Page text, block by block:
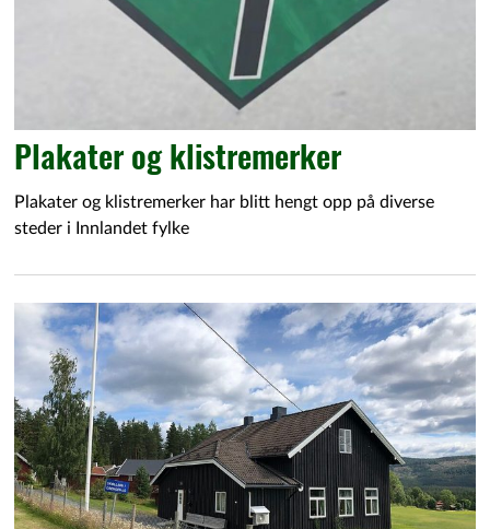
Plakater og klistremerker
Plakater og klistremerker har blitt hengt opp på diverse
steder i Innlandet fylke